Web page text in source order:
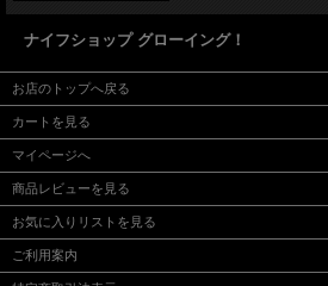
ナイフショップ グローイング！
お店のトップへ戻る
カートを見る
マイページへ
商品レビューを見る
お気に入りリストを見る
ご利用案内